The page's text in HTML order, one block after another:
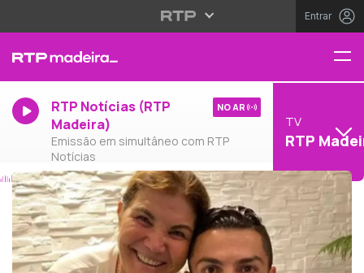
Entrar
RTP Notícias (RTP
Madeira)
Emissão em simultâneo com RTP
Notícias
NO AR
TV
RTP